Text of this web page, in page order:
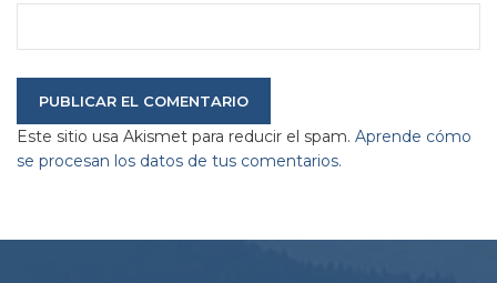
Este sitio usa Akismet para reducir el spam. Aprende cómo
se procesan los datos de tus comentarios.